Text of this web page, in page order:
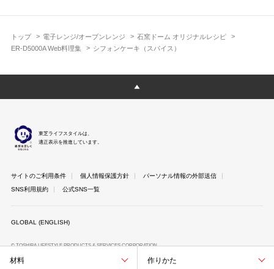
材料 作りかた
トップ 電子レンジ/オーブンレンジ
石窯ドーム オリジナルレシピ
ER-D5000A Web料理集
シフォンケーキ（スパイス）
東芝ライフスタイルは、
適正表示を推進しています。
サイトのご利用条件 個人情報保護方針
パーソナル情報の外部送信
SNS利用規約
公式SNS一覧
GLOBAL (ENGLISH)
© TOSHIBA LIFESTYLE PRODUCTS & SERVICES CORPORATION